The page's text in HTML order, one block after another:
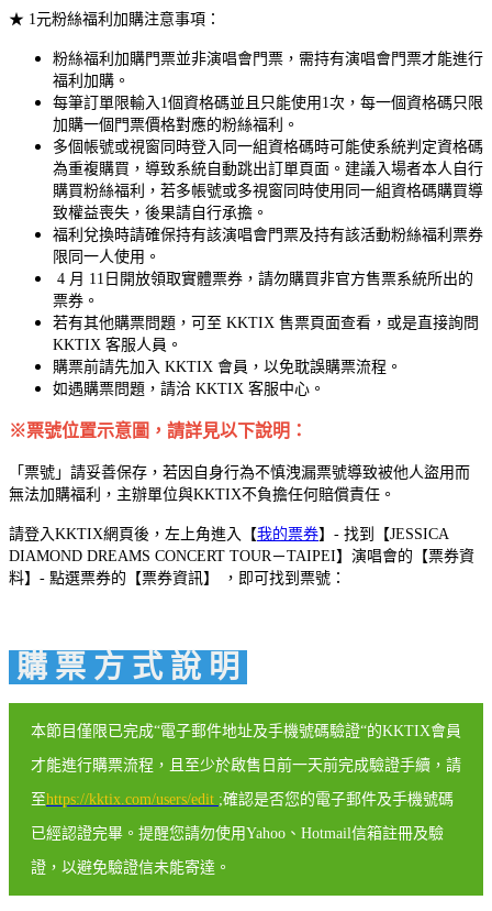
★ 1元粉絲福利加購注意事項：
粉絲福利加購門票並非演唱會門票，需持有演唱會門票才能進行
福利加購。
每筆訂單限輸入1個資格碼並且只能使用1次，每一個資格碼只限
加購一個門票價格對應的粉絲福利。
多個帳號或視窗同時登入同一組資格碼時可能使系統判定資格碼
為重複購買，導致系統自動跳出訂單頁面。建議入場者本人自行
購買粉絲福利，若多帳號或多視窗同時使用同一組資格碼購買導
致權益喪失，後果請自行承擔。
福利兌換時請確保持有該演唱會門票及持有該活動粉絲福利票券
限同一人使用。
4 月 11日開放領取實體票券，請勿購買非官方售票系統所出的
票券。
若有其他購票問題，可至 KKTIX 售票頁面查看，或是直接詢問
KKTIX 客服人員。
購票前請先加入 KKTIX 會員，以免耽誤購票流程。
如遇購票問題，請洽 KKTIX 客服中心。
※票號位置示意圖，請詳見以下說明：
「票號」請妥善保存，若因自身行為不慎洩漏票號導致被他人盜用而
無法加購福利，主辦單位與KKTIX不負擔任何賠償責任。
請登入KKTIX網頁後，左上角進入【我的票券】- 找到【JESSICA
DIAMOND DREAMS CONCERT TOUR－TAIPEI】演唱會的【票券資
料】- 點選票券的【票券資訊】 ，即可找到票號：
購 票 方 式 說 明
本節目僅限已完成“電子郵件地址及手機號碼驗證“的KKTIX會員
才能進行購票流程，且至少於啟售日前一天前完成驗證手續，請
至https://kktix.com/users/edit ;確認是否您的電子郵件及手機號碼
已經認證完畢。提醒您請勿使用Yahoo、Hotmail信箱註冊及驗
證，以避免驗證信未能寄達。